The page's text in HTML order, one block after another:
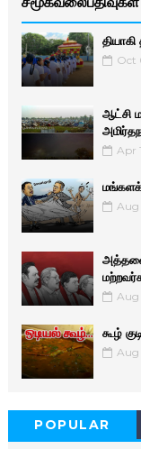
Oct
ஆட்சி
Apr
Aug
Aug
கூழ்
Aug
POPULAR